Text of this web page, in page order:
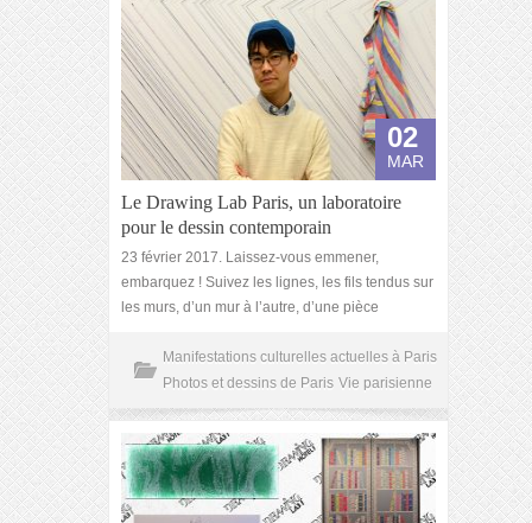
02
MAR
Le Drawing Lab Paris, un laboratoire
pour le dessin contemporain
23 février 2017. Laissez-vous emmener,
embarquez ! Suivez les lignes, les fils tendus sur
les murs, d’un mur à l’autre, d’une pièce
Manifestations culturelles actuelles à Paris
Photos et dessins de Paris Vie parisienne